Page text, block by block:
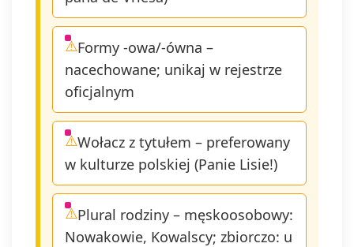
się"
Formy -owa/-ówna –
nacechowane; unikaj w rejestrze
oficjalnym
Wołacz z tytułem – preferowany
w kulturze polskiej (Panie Lisie!)
Plural rodziny – męskoosobowy:
Nowakowie, Kowalscy; zbiorczo: u